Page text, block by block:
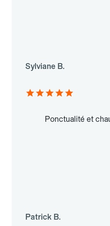
Sylviane B.
Ponctualité et
Patrick B.